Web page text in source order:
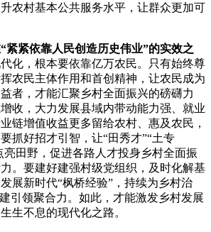
农村基本公共服务水平，让群众更加可
紧紧依靠人民创造历史伟业”的实效之
化，根本要依靠亿万农民。只有始终尊
农民主体作用和首创精神，让农民成为
者，才能汇聚乡村全面振兴的磅礴力
收，大力发展县域内带动能力强、就业
链增值收益更多留给农村、惠及农民，
抓好招才引智，让“田秀才”“土专
亮田野，促进各路人才投身乡村全面振
。要建好建强村级党组织，及时化解基
展新时代“枫桥经验”，持续为乡村治
引领聚合力。如此，才能激发乡村发展
生不息的现代化之路。